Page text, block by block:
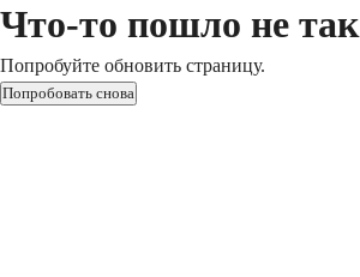
Что-то пошло не так
Попробуйте обновить страницу.
Попробовать снова